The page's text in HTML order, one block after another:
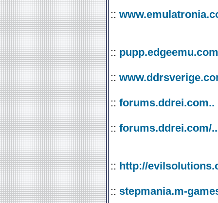
::
::
::
:: forums.ddrei.com..
:: forums.ddrei.com/..
:: http://
:: stepmania.m-